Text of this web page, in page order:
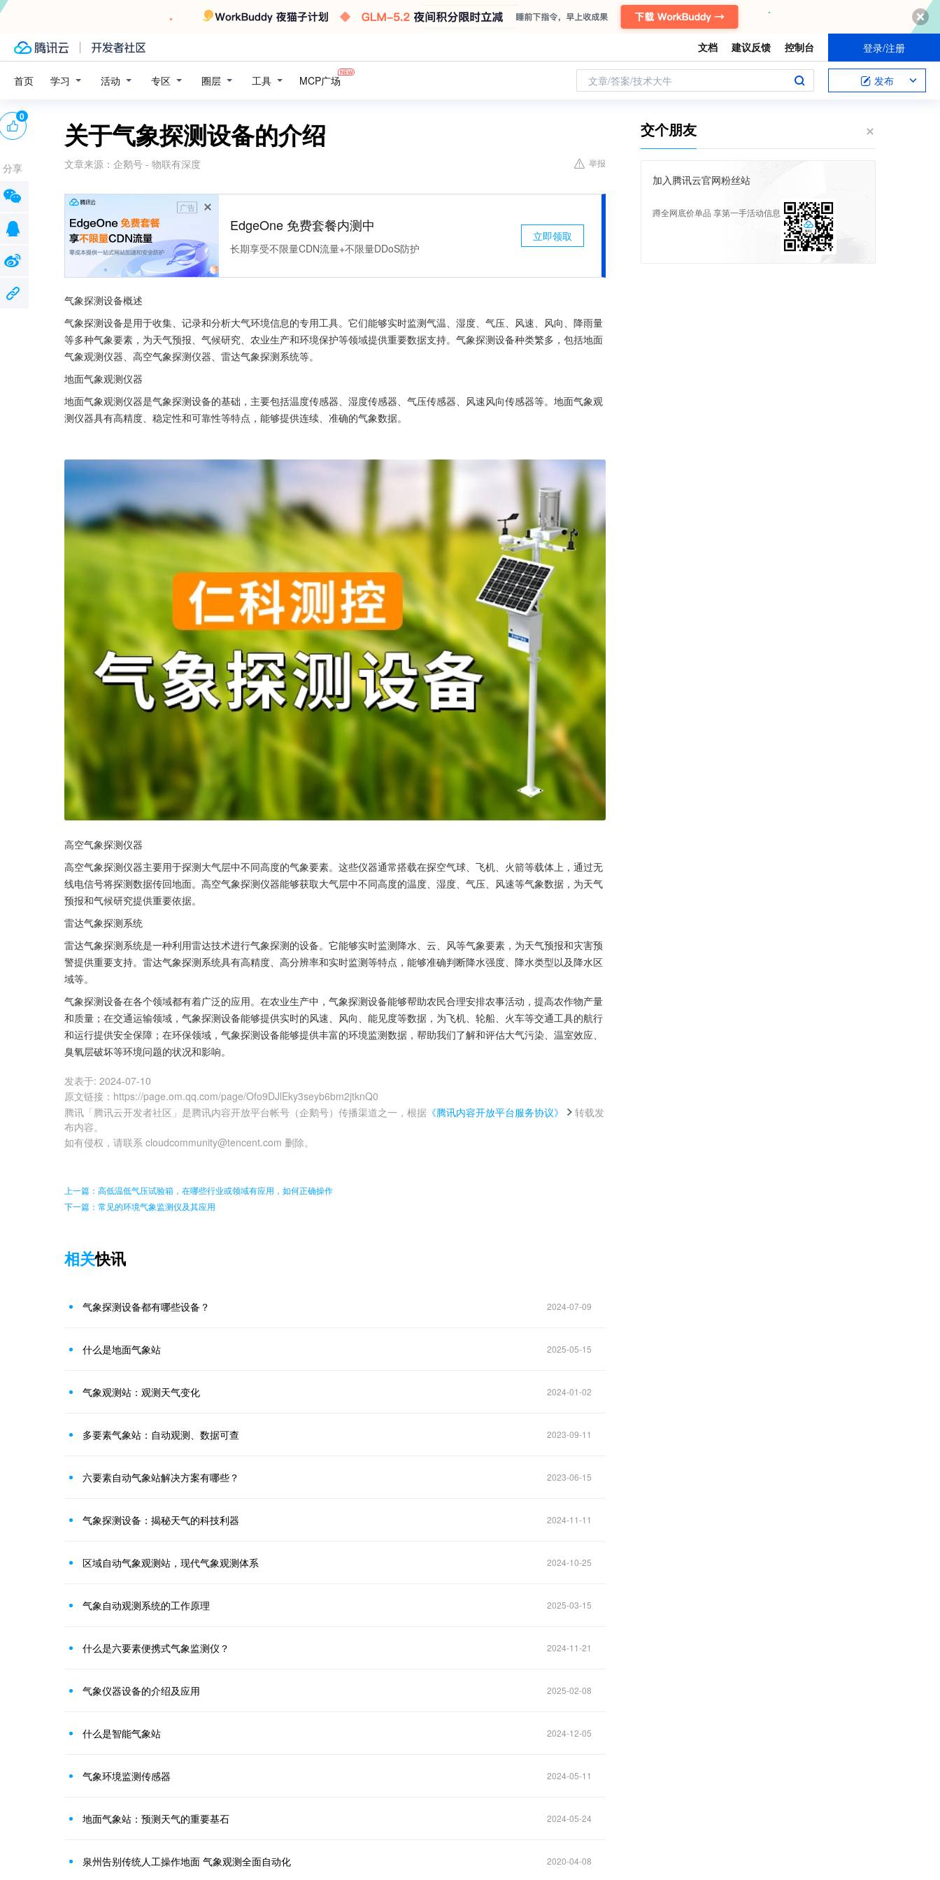
文档 建议反馈 控制台 登录/注册
首页 学习 活动 专区 圈层 工具 MCP广场 文章/答案/技术大牛 发布
关于气象探测设备的介绍
文章来源： 企鹅号 - 物联有深度 举报
广告
EdgeOne 免费套餐内测中
长期享受不限量CDN流量+不限量DDoS防护
立即领取
气象探测设备概述
气象探测设备是用于收集、记录和分析大气环境信息的专用工具。它们能够实时监测气温、湿度、气压、风速、风向、降雨量
等多种气象要素，为天气预报、气候研究、农业生产和环境保护等领域提供重要数据支持。气象探测设备种类繁多，包括地面
气象观测仪器、高空气象探测仪器、雷达气象探测系统等。
地面气象观测仪器
地面气象观测仪器是气象探测设备的基础，主要包括温度传感器、湿度传感器、气压传感器、风速风向传感器等。地面气象观
测仪器具有高精度、稳定性和可靠性等特点，能够提供连续、准确的气象数据。
高空气象探测仪器
高空气象探测仪器主要用于探测大气层中不同高度的气象要素。这些仪器通常搭载在探空气球、飞机、火箭等载体上，通过无
线电信号将探测数据传回地面。高空气象探测仪器能够获取大气层中不同高度的温度、湿度、气压、风速等气象数据，为天气
预报和气候研究提供重要依据。
雷达气象探测系统
雷达气象探测系统是一种利用雷达技术进行气象探测的设备。它能够实时监测降水、云、风等气象要素，为天气预报和灾害预
警提供重要支持。雷达气象探测系统具有高精度、高分辨率和实时监测等特点，能够准确判断降水强度、降水类型以及降水区
域等。
气象探测设备在各个领域都有着广泛的应用。在农业生产中，气象探测设备能够帮助农民合理安排农事活动，提高农作物产量
和质量；在交通运输领域，气象探测设备能够提供实时的风速、风向、能见度等数据，为飞机、轮船、火车等交通工具的航行
和运行提供安全保障；在环保领域，气象探测设备能够提供丰富的环境监测数据，帮助我们了解和评估大气污染、温室效应、
臭氧层破坏等环境问题的状况和影响。
发表于: 2024-07-10
原文链接 ： https://page.om.qq.com/page/Ofo9DJlEky3seyb6bm2jtknQ0
腾讯「腾讯云开发者社区」是腾讯内容开放平台帐号（企鹅号）传播渠道之一，根据 《腾讯内容开放平台服务协议》
转载发
布内容。
如有侵权，请联系 cloudcommunity@tencent.com 删除。
0
分享
上一篇：高低温低气压试验箱，在哪些行业或领域有应用，如何正确操作
下一篇：常见的环境气象监测仪及其应用
相关快讯
气象探测设备都有哪些设备？ 2024-07-09
什么是地面气象站 2025-05-15
气象观测站：观测天气变化 2024-01-02
多要素气象站：自动观测、数据可查 2023-09-11
六要素自动气象站解决方案有哪些？ 2023-06-15
‌气象探测设备：揭秘天气的科技利器 2024-11-11
区域自动气象观测站，现代气象观测体系 2024-10-25
气象自动观测系统的工作原理 2025-03-15
什么是六要素便携式气象监测仪？ 2024-11-21
气象仪器设备的介绍及应用 2025-02-08
什么是智能气象站 2024-12-05
气象环境监测传感器 2024-05-11
地面气象站：预测天气的重要基石 2024-05-24
泉州告别传统人工操作地面 气象观测全面自动化 2020-04-08
交个朋友
加入腾讯云官网粉丝站
蹲全网底价单品 享第一手活动信息